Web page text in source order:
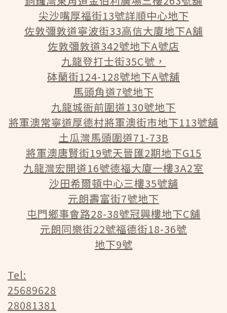
尖沙嘴厚福街13號詳順中心地下
佐敦彌敦道寧波街33高信大廈地下A舖
佐敦彌敦道342號地下A號店
九龍登打士街35C號，
砵蘭街124-128號地下A號舖
馬頭角道7號地下
九龍城衙前圍道130號地下
將軍澳常寧道厚德村將軍澳街市地下113號舖
土瓜灣馬頭圍道71-73B
將軍澳唐賢街19號天晉匯2期地下G15
九龍灣宏開道16號德福大廈一樓3A2室
沙田希爾頓中心三樓35號舖
元朗壽富街7號地下
屯門鄉事會路28-38號冠興樓地下C舖
元朗同樂街22號福德街18-36號
地下9號
Tel:
25689628
28081381